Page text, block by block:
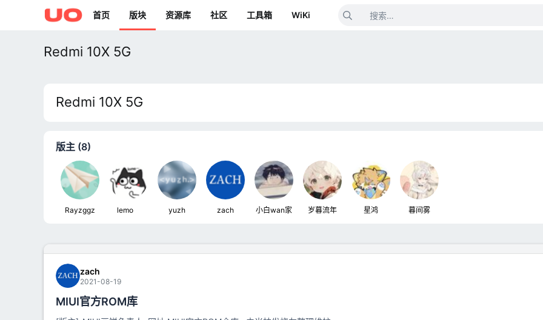
首页 版块 资源库 社区 工具箱 WiKi
Redmi 10X 5G
Redmi 10X 5G
版主 (8)
Rayzggz lemoㅤ yuzh zach 小白wan家 岁暮流年 星鸿 暮间雾
zach
2021-08-19
MIUI官方ROM库